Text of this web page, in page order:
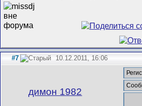
#7 10.12.2011, 16:06
димон 1982